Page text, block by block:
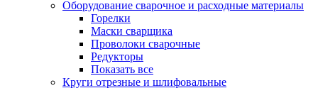
Оборудование сварочное и расходные материалы
Горелки
Маски сварщика
Проволоки сварочные
Редукторы
Показать все
Круги отрезные и шлифовальные